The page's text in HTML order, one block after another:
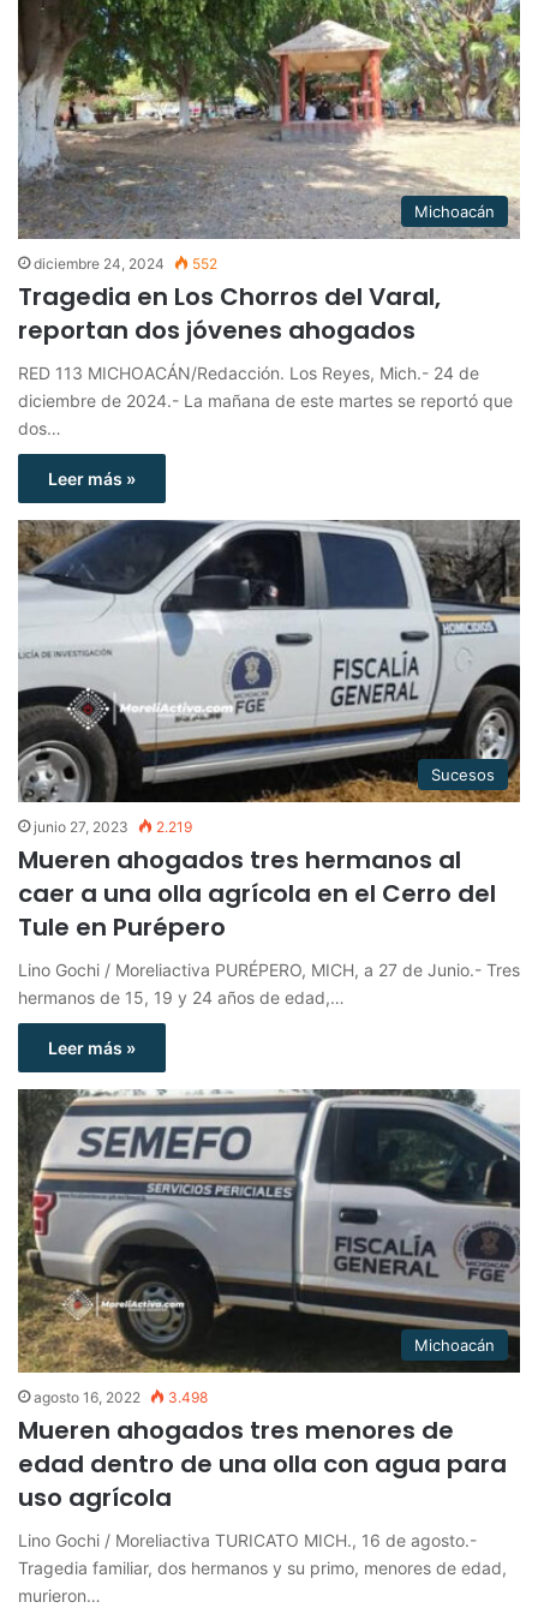
Michoacán
diciembre 24, 2024 552
Tragedia en Los Chorros del Varal,
reportan dos jóvenes ahogados
RED 113 MICHOACÁN/Redacción. Los Reyes, Mich.- 24 de
diciembre de 2024.- La mañana de este martes se reportó que
dos…
Leer más »
Sucesos
junio 27, 2023 2.219
Mueren ahogados tres hermanos al
caer a una olla agrícola en el Cerro del
Tule en Purépero
Lino Gochi / Moreliactiva PURÉPERO, MICH, a 27 de Junio.- Tres
hermanos de 15, 19 y 24 años de edad,…
Leer más »
Michoacán
agosto 16, 2022 3.498
Mueren ahogados tres menores de
edad dentro de una olla con agua para
uso agrícola
Lino Gochi / Moreliactiva TURICATO MICH., 16 de agosto.-
Tragedia familiar, dos hermanos y su primo, menores de edad,
murieron…